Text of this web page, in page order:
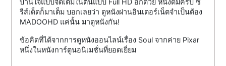
บานใจแบบจัดเต็มในต้นแบบ Full HD อีกด้วย หนังดีมีครบ ซี
รีส์เด็ดก็มาเต็ม บอกเลยว่า ดูหนังผ่านอินเตอร์เน็ตจำเป็นต้อง
MADOOHD แค่นั้น มาดูหนังกัน!
ข้อคิดที่ได้จากการดูหนังออนไลน์เรื่อง Soul จากค่าย Pixar
หนึ่งในหนังการ์ตูนอนิเมชั่นที่ยอดเยี่ยม